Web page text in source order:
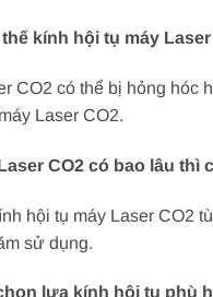
kính hội tụ máy Laser
CO2 có thể bị hỏng hóc
Laser CO2.
CO2 có bao lâu thì
hội tụ máy Laser CO2
sử dụng.
lựa kính hội tụ phù